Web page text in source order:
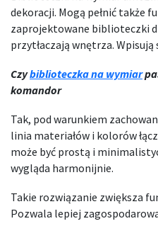
dekoracji. Mogą pełnić także
zaprojektowane biblioteczki
przytłaczają wnętrza.
Czybiblioteczka na wymiar
komandor
Tak, pod warunkiem
linia materiałów i kolorów
może być prostą i
wygląda harmonijnie.
Takie rozwiązanie zwiększa
Pozwala lepiej